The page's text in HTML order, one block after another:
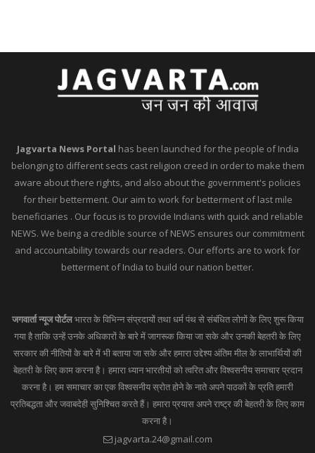
Jagvarta News Portal has been launched for the people of India
belonging to different sects cast religion creed in order to make them
aware about there rights, and also about the government's policies
for their betterment. Our aim to work for betterment of last mile
beneficiaries . Our focus is to provide Indians with quick and reliable
NEWS. We being a credible source of NEWS ensures our commitment
and accountability towards our readers. Our efforts are to work for
betterment of India to build our nation better.
जगवार्ता न्यूज पोर्टलभारत के विभिन्न संप्रदायों तथा धर्म पंथ से संबंधित लोगों के लिए शुरू किया
गया है ताकि उन्हें उनके अधिकारों के बारे में जागरूक किया जा सके और उनकी बेहतरी के लिए
सरकार की नीतियों के बारे में भी बताया जा सके और हमारा उद्देश्य अंतिम मील के लाभार्थियों की
बेहतरी के लिए काम करना है। हमारा ध्यान भारतीयों को त्वरित और विश्वसनीय समाचार प्रदान
करना है। हम समाचार का एक विश्वसनीय स्रोत होने के नाते अपने पाठकों के प्रति हमारी
प्रतिबद्धता और जवाबदेही सुनिश्चित करते हैं। हमारा प्रयास अपने राष्ट्र की बेहतरी के लिए काम
करना है।
jagvarta.24@gmail.com